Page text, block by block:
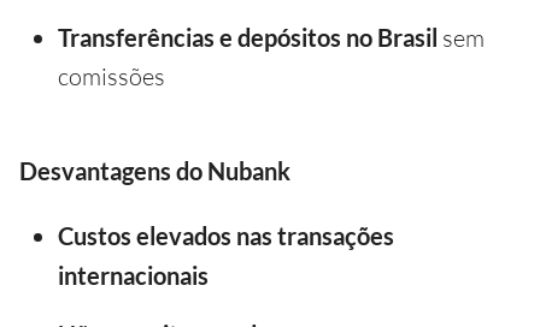
Transferências e depósitos no Brasil sem
comissões
Desvantagens do Nubank
Custos elevados nas transações
internacionais